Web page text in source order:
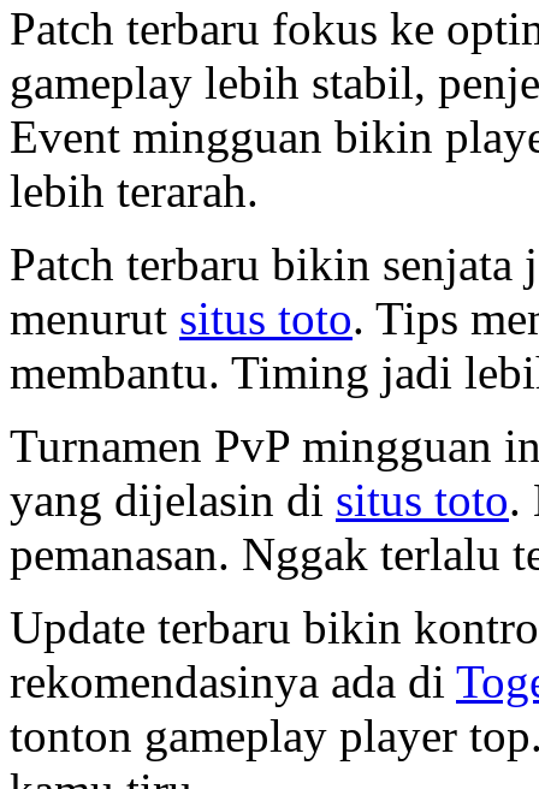
Patch terbaru fokus ke
gameplay lebih stabil,
Event mingguan bikin
lebih terarah.
Patch terbaru bikin
menurut situs toto. Tips
membantu. Timing jadi
Turnamen PvP mingguan
yang dijelasin di situs toto.
pemanasan. Nggak terlalu
Update terbaru bikin
rekomendasinya ada di
tonton gameplay player